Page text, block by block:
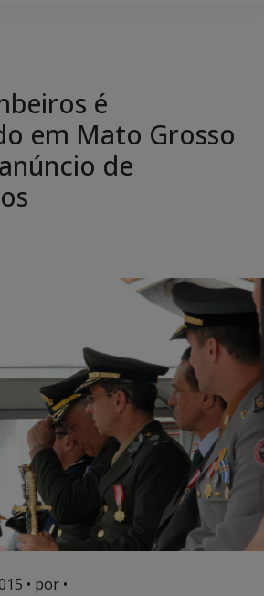
é
em Mato Grosso
de
• por •